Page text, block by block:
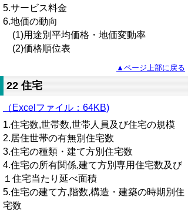
5.サービス料金
6.地価の動向
(1)用途別平均価格・地価変動率
(2)価格順位表
▲ページ上部に戻る
22 住宅
（Excelファイル：64KB)
1.住宅数,世帯数,世帯人員及び住宅の規模
2.居住世帯の有無別住宅数
3.住宅の種類・建て方別住宅数
4.住宅の所有関係,建て方別専用住宅数及び
１住宅当たり延べ面積
5.住宅の建て方,階数,構造・建築の時期別住
宅数